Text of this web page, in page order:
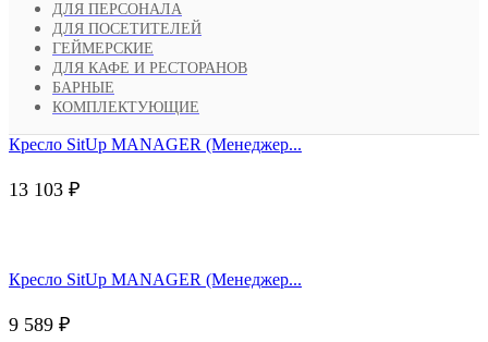
ДЛЯ ПЕРСОНАЛА
ДЛЯ ПОСЕТИТЕЛЕЙ
ГЕЙМЕРСКИЕ
ДЛЯ КАФЕ И РЕСТОРАНОВ
БАРНЫЕ
КОМПЛЕКТУЮЩИЕ
Кресло SitUp MANAGER (Менеджер...
13 103 ₽
Кресло SitUp MANAGER (Менеджер...
9 589 ₽